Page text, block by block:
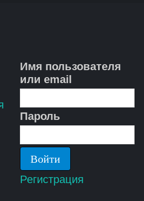
Имя пользователя
или email
Пароль
Регистрация